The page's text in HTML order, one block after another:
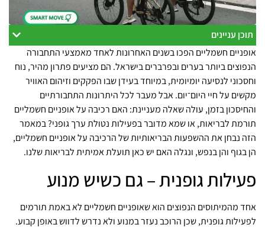
תוכן עניינים
אופניים חשמליים הפכו בשנים האחרונות לאחד מאמצעי התחבורה
הנפוצים ביותר בערים ובפרברים בישראל. הם מציעים פתרון מהיר, נוח
וחסכוני לנסיעה יומיומית, במיוחד בעידן שבו הפקקים וזיהום האוויר
מקשים על חיי היום־יום. אבל מעבר לכל היתרונות התחבורתיים
והחיסכון בזמן, עולה שאלה מעניינת: האם רכיבה על אופניים חשמליים
תורמת לבריאות, או שמא מדובר בפעילות נטולת ערך גופני? במאמר
הזה נבחן את ההשפעות הבריאותיות של הרכיבה על אופניים חשמליים,
הן בגוף והן בנפש, ונגלה האם יש כאן תועלת אמיתית לבריאות שלנו.
פעילות גופנית – גם כשיש מנוע
אחד מהמיתוסים הנפוצים הוא שאופניים חשמליים לא באמת תורמים
לפעילות גופנית, שכן הרוכב נעזר במנוע ולא נדרש לדווש באופן קבוע.